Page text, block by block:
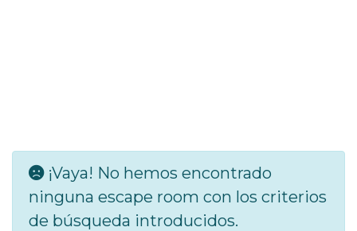
¡Vaya! No hemos encontrado
ninguna escape room con los criterios
de búsqueda introducidos.